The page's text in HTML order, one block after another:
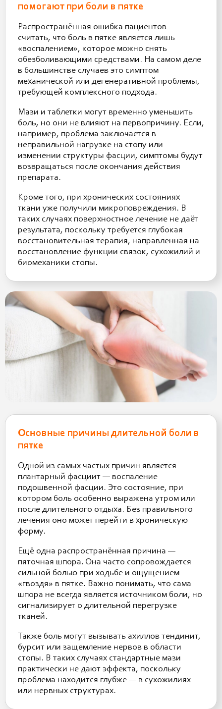
помогают при боли в пятке
Распространённая ошибка пациентов —
считать, что боль в пятке является лишь
«воспалением», которое можно снять
обезболивающими средствами. На самом деле
в большинстве случаев это симптом
механической или дегенеративной проблемы,
требующей комплексного подхода.
Мази и таблетки могут временно уменьшить
боль, но они не влияют на первопричину. Если,
например, проблема заключается в
неправильной нагрузке на стопу или
изменении структуры фасции, симптомы будут
возвращаться после окончания действия
препарата.
Кроме того, при хронических состояниях
ткани уже получили микроповреждения. В
таких случаях поверхностное лечение не даёт
результата, поскольку требуется глубокая
восстановительная терапия, направленная на
восстановление функции связок, сухожилий и
биомеханики стопы.
Основные причины длительной боли в
пятке
Одной из самых частых причин является
плантарный фасциит — воспаление
подошвенной фасции. Это состояние, при
котором боль особенно выражена утром или
после длительного отдыха. Без правильного
лечения оно может перейти в хроническую
форму.
Ещё одна распространённая причина —
пяточная шпора. Она часто сопровождается
сильной болью при ходьбе и ощущением
«гвоздя» в пятке. Важно понимать, что сама
шпора не всегда является источником боли, но
сигнализирует о длительной перегрузке
тканей.
Также боль могут вызывать ахиллов тендинит,
бурсит или защемление нервов в области
стопы. В таких случаях стандартные мази
практически не дают эффекта, поскольку
проблема находится глубже — в сухожилиях
или нервных структурах.